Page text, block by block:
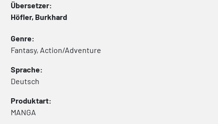
Übersetzer:
Höfler, Burkhard
Genre:
Fantasy, Action/Adventure
Sprache:
Deutsch
Produktart:
MANGA